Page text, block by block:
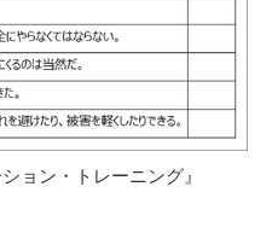
ョン・トレーニング』